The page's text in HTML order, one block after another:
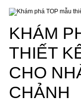
KHÁM
THIẾT
CHO
CHẢNH